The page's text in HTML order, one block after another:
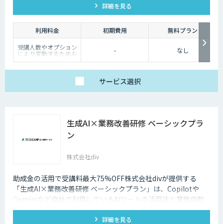
詳細を見る
利用料金 初期費用
無料プラン
受講人数やオプション
により変動するためお
問い合わせください
- なし
サービス選択
生成AI×業務改善研修 ベーシックプラ
ン
株式会社div
助成金の活用で受講料最大75%OFF株式会社divが提供する
「生成AI×業務改善研修 ベーシックプラン」は、Copilotや
Geminiなど自社で利用しているAIツールの活用法と業務自動
化の考え方をeラーニング+伴走で学べる研修です。
詳細を見る